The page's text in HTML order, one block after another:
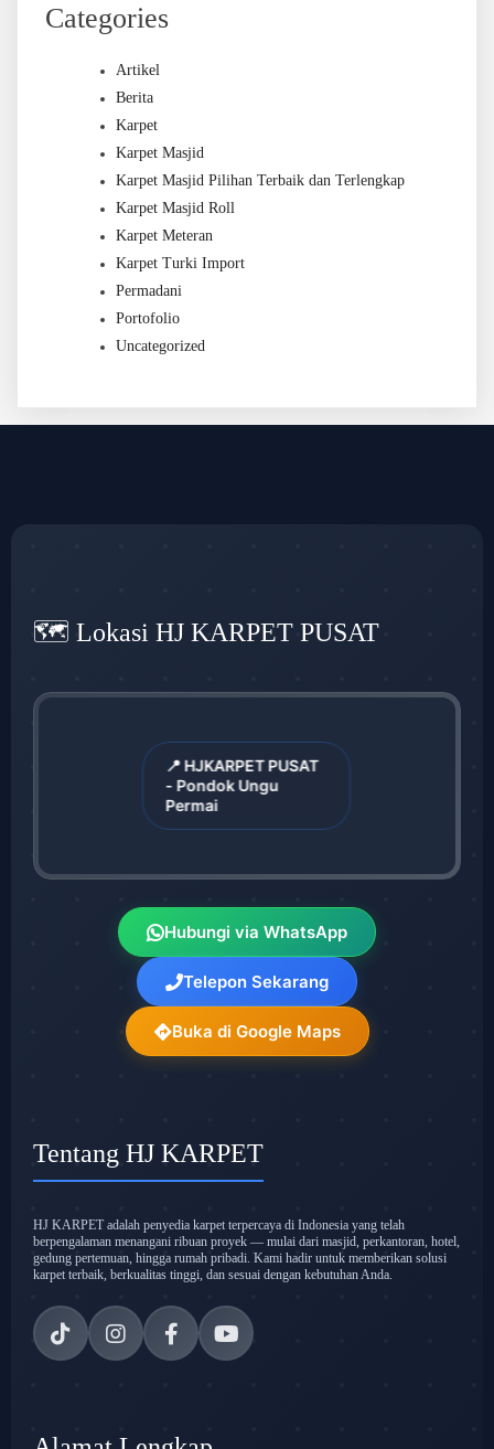
Categories
Artikel
Berita
Karpet
Karpet Masjid
Karpet Masjid Pilihan Terbaik dan Terlengkap
Karpet Masjid Roll
Karpet Meteran
Karpet Turki Import
Permadani
Portofolio
Uncategorized
🗺️ Lokasi HJ KARPET PUSAT
📍 HJKARPET PUSAT
- Pondok Ungu
Permai
Hubungi via WhatsApp
Telepon Sekarang
Buka di Google Maps
Tentang HJ KARPET
HJ KARPET adalah penyedia karpet terpercaya di Indonesia yang telah
berpengalaman menangani ribuan proyek — mulai dari masjid, perkantoran, hotel,
gedung pertemuan, hingga rumah pribadi. Kami hadir untuk memberikan solusi
karpet terbaik, berkualitas tinggi, dan sesuai dengan kebutuhan Anda.